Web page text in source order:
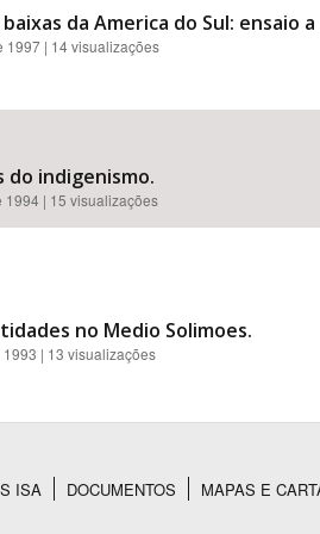
da America do Sul: ensaio
1997 | 14 visualizações
do indigenismo.
1994 | 15 visualizações
no Medio Solimoes.
1993 | 13 visualizações
ISA DOCUMENTOS MAPAS E